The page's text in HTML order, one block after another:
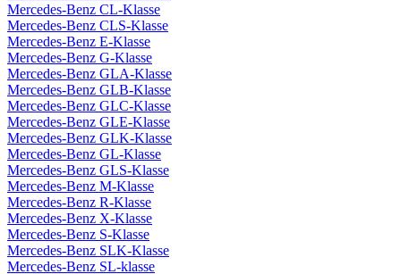
Mercedes-Benz CL-Klasse
Mercedes-Benz CLS-Klasse
Mercedes-Benz E-Klasse
Mercedes-Benz G-Klasse
Mercedes-Benz GLA-Klasse
Mercedes-Benz GLB-Klasse
Mercedes-Benz GLC-Klasse
Mercedes-Benz GLE-Klasse
Mercedes-Benz GLK-Klasse
Mercedes-Benz GL-Klasse
Mercedes-Benz GLS-Klasse
Mercedes-Benz M-Klasse
Mercedes-Benz R-Klasse
Mercedes-Benz X-Klasse
Mercedes-Benz S-Klasse
Mercedes-Benz SLK-Klasse
Mercedes-Benz SL-klasse